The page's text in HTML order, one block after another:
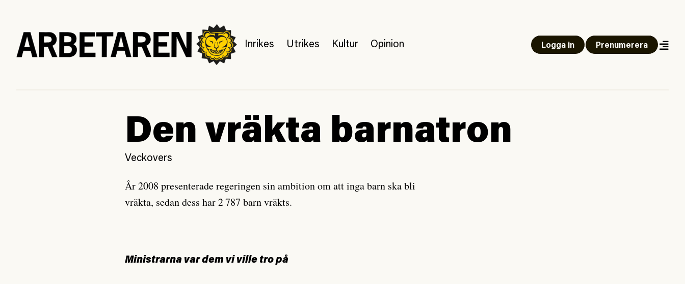
Inrikes Utrikes Kultur Opinion Logga in Prenumerera
Den vräkta barnatron
Veckovers
År 2008 presenterade regeringen sin ambition om att inga barn ska bli
vräkta, sedan dess har 2 787 barn vräkts.
Ministrarna var dem vi ville tro på